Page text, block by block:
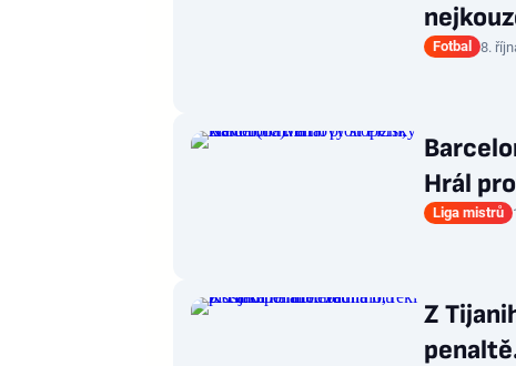
Fotbal 8.
Hrál
Liga mistrů
Z